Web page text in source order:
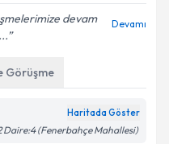
devam
Devamı
Görüşme
Haritada Göster
Daire:4 (Fenerbahçe Mahallesi)